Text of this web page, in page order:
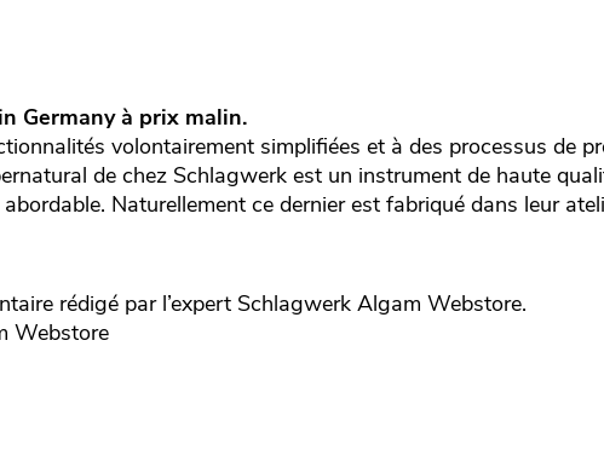
Germanyà prix malin.
volontairement simplifiées et à des processus de
de chez Schlagwerk est un instrument de haute
Naturellement ce dernier est fabriqué dans leur
rédigé par l’expert Schlagwerk Algam Webstore.
Webstore